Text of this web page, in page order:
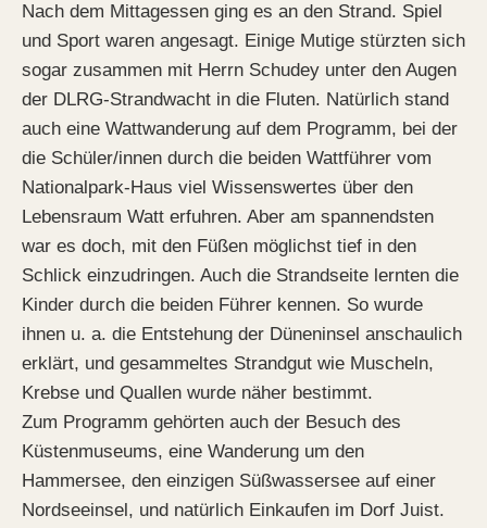
Nach dem Mittagessen ging es an den Strand. Spiel
und Sport waren angesagt. Einige Mutige stürzten sich
sogar zusammen mit Herrn Schudey unter den Augen
der DLRG-Strandwacht in die Fluten. Natürlich stand
auch eine Wattwanderung auf dem Programm, bei der
die Schüler/innen durch die beiden Wattführer vom
Nationalpark-Haus viel Wissenswertes über den
Lebensraum Watt erfuhren. Aber am spannendsten
war es doch, mit den Füßen möglichst tief in den
Schlick einzudringen. Auch die Strandseite lernten die
Kinder durch die beiden Führer kennen. So wurde
ihnen u. a. die Entstehung der Düneninsel anschaulich
erklärt, und gesammeltes Strandgut wie Muscheln,
Krebse und Quallen wurde näher bestimmt.
Zum Programm gehörten auch der Besuch des
Küstenmuseums, eine Wanderung um den
Hammersee, den einzigen Süßwassersee auf einer
Nordseeinsel, und natürlich Einkaufen im Dorf Juist.